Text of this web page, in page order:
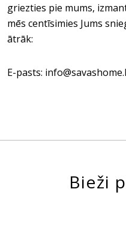
griezties pie mums,
mēs centīsimies Jums
ātrāk:
E-pasts:
Bieži